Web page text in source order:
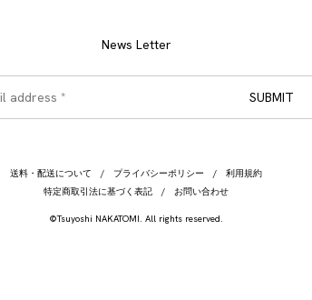
News Letter
送料・配送について プライバシーポリシー
利用規約
特定商取引法に基づく表記
お問い合わせ
©Tsuyoshi NAKATOMI. All rights reserved.